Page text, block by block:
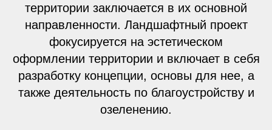
территории заключается в их основной
направленности. Ландшафтный проект
фокусируется на эстетическом
оформлении территории и включает в себя
разработку концепции, основы для нее, а
также деятельность по благоустройству и
озеленению.